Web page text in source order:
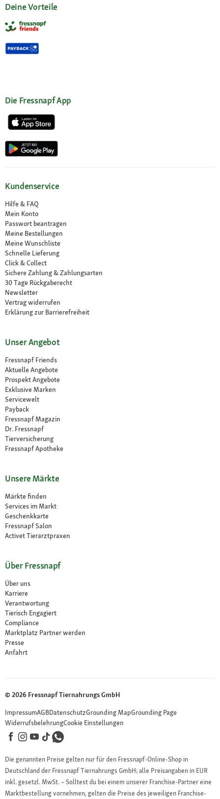
Deine Vorteile
Die Fressnapf App
Kundenservice
Hilfe & FAQ
Mein Konto
Passwort beantragen
Meine Bestellungen
Meine Wunschliste
Schnelle Lieferung
Click & Collect
Sichere Zahlung & Zahlungsarten
30 Tage Rückgaberecht
Newsletter
Vertrag widerrufen
Erklärung zur Barrierefreiheit
Unser Angebot
Fressnapf Friends
Aktuelle Angebote
Prospekt Angebote
Exklusive Marken
Servicewelt
Payback
Fressnapf Magazin
Dr. Fressnapf
Tierversicherung
Fressnapf Apotheke
Unsere Märkte
Märkte finden
Services im Markt
Geschenkkarte
Fressnapf Salon
Activet Tierarztpraxen
Über Fressnapf
Über uns
Karriere
Verantwortung
Tierisch Engagiert
Compliance
Marktplatz Partner werden
Presse
Anfahrt
© 2026 Fressnapf Tiernahrungs GmbH
ImpressumAGBDatenschutzGrounding MapGrounding Page
WiderrufsbelehrungCookie Einstellungen
Die genannten Preise gelten nur für den Fressnapf-Online-Shop in
Deutschland der Fressnapf Tiernahrungs GmbH; alle Preisangaben in EUR
inkl. gesetzl. MwSt. – Solltest du bei einem unserer Franchise-Partner eine
Marktbestellung vornehmen, gelten die Preise des jeweiligen Franchise-